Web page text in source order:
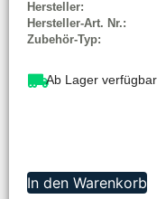
Hersteller:
Hersteller-Art. Nr.:
Zubehör-Typ:
Ab Lager verfügbar
In den Warenkorb